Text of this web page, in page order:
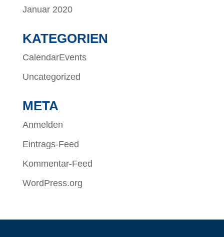
Januar 2020
KATEGORIEN
CalendarEvents
Uncategorized
META
Anmelden
Eintrags-Feed
Kommentar-Feed
WordPress.org